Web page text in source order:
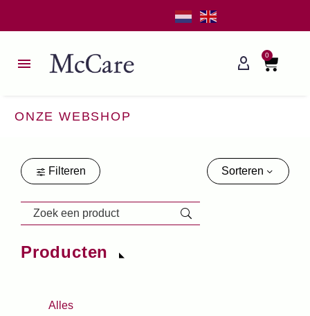
0
ONZE WEBSHOP
Filteren
Producten
Alles
Sorteren